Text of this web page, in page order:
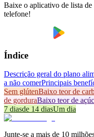
Baixe o aplicativo de lista de
telefone!
Índice
Descrição geral do plano
a não comerPrincipais
Sem glútenBaixo teor de
de gorduraBaixo teor de
7 diasde 14 diasUm dia
Junte-se a mais de 10